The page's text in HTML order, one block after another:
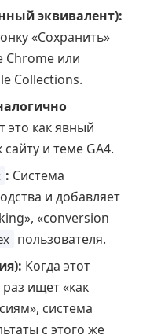
эквивалент):
«Сохранить»
Chrome или
Collections.
это как явный
и теме GA4.
: Система
и добавляет
«conversion
пользователя.
Когда этот
ищет «как
система
с этого же